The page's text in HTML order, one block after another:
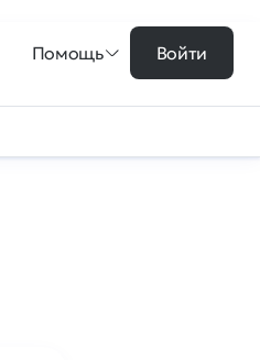
Помощь Войти